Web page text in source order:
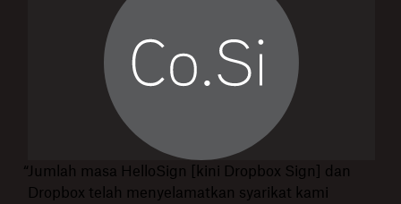
“Jumlah masa HelloSign [kini Dropbox Sign] dan
Dropbox telah menyelamatkan syarikat kami